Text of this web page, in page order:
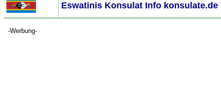
Eswatinis Konsulat Info konsulate.de
-Werbung-